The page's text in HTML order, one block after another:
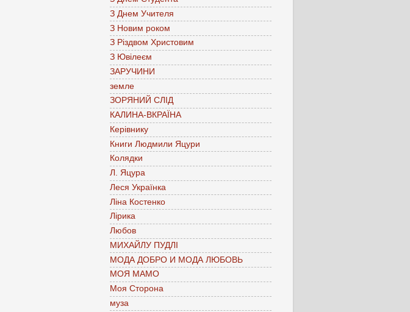
З Днем Учителя
З Новим роком
З Різдвом Христовим
З Ювілеєм
ЗАРУЧИНИ
земле
ЗОРЯНИЙ СЛІД
КАЛИНА-ВКРАЇНА
Керівнику
Книги Людмили Яцури
Колядки
Л. Яцура
Леся Українка
Ліна Костенко
Лірика
Любов
МИХАЙЛУ ПУДЛІ
МОДА ДОБРО И МОДА ЛЮБОВЬ
МОЯ МАМО
Моя Сторона
муза